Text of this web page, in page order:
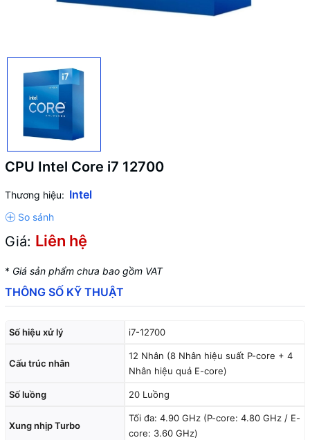
CPU Intel Core i7 12700
Thương hiệu: Intel
Giá: Liên hệ
* Giá sản phẩm chưa bao gồm VAT
THÔNG SỐ KỸ THUẬT
Số hiệu xử lý i7-12700
Cấu trúc nhân
12 Nhân (8 Nhân hiệu suất P-core + 4
Nhân hiệu quả E-core)
Số luồng 20 Luồng
Xung nhịp Turbo
Tối đa: 4.90 GHz (P-core: 4.80 GHz / E-
core: 3.60 GHz)